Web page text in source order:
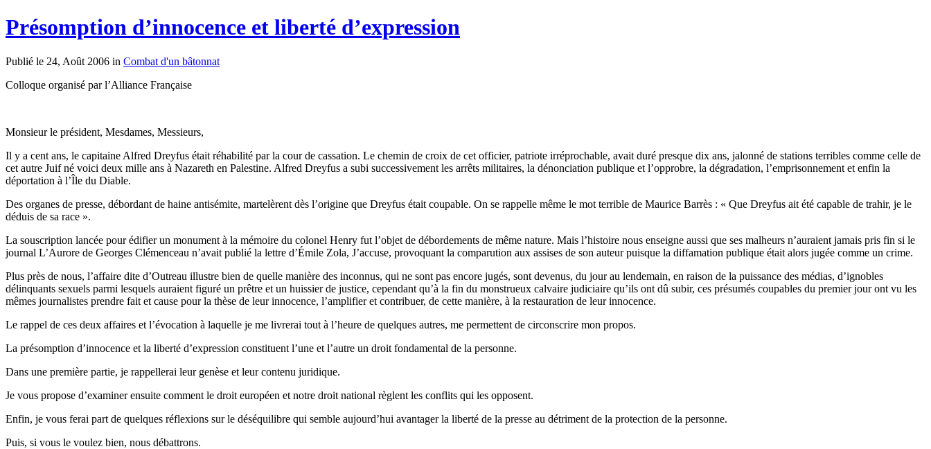
Présomption d’innocence et liberté d’expression
Publié le 24, Août 2006 in Combat d'un bâtonnat
Colloque organisé par l’Alliance Française
Monsieur le président, Mesdames, Messieurs,
Il y a cent ans, le capitaine Alfred Dreyfus était réhabilité par la cour de cassation. Le chemin de croix de cet officier, patriote irréprochable, avait duré presque dix ans, jalonné de stations terribles comme celle de
cet autre Juif né voici deux mille ans à Nazareth en Palestine. Alfred Dreyfus a subi successivement les arrêts militaires, la dénonciation publique et l’opprobre, la dégradation, l’emprisonnement et enfin la
déportation à l’Île du Diable.
Des organes de presse, débordant de haine antisémite, martelèrent dès l’origine que Dreyfus était coupable. On se rappelle même le mot terrible de Maurice Barrès : « Que Dreyfus ait été capable de trahir, je le
déduis de sa race ».
La souscription lancée pour édifier un monument à la mémoire du colonel Henry fut l’objet de débordements de même nature. Mais l’histoire nous enseigne aussi que ses malheurs n’auraient jamais pris fin si le
journal L’Aurore de Georges Clémenceau n’avait publié la lettre d’Émile Zola, J’accuse, provoquant la comparution aux assises de son auteur puisque la diffamation publique était alors jugée comme un crime.
Plus près de nous, l’affaire dite d’Outreau illustre bien de quelle manière des inconnus, qui ne sont pas encore jugés, sont devenus, du jour au lendemain, en raison de la puissance des médias, d’ignobles
délinquants sexuels parmi lesquels auraient figuré un prêtre et un huissier de justice, cependant qu’à la fin du monstrueux calvaire judiciaire qu’ils ont dû subir, ces présumés coupables du premier jour ont vu les
mêmes journalistes prendre fait et cause pour la thèse de leur innocence, l’amplifier et contribuer, de cette manière, à la restauration de leur innocence.
Le rappel de ces deux affaires et l’évocation à laquelle je me livrerai tout à l’heure de quelques autres, me permettent de circonscrire mon propos.
La présomption d’innocence et la liberté d’expression constituent l’une et l’autre un droit fondamental de la personne.
Dans une première partie, je rappellerai leur genèse et leur contenu juridique.
Je vous propose d’examiner ensuite comment le droit européen et notre droit national règlent les conflits qui les opposent.
Enfin, je vous ferai part de quelques réflexions sur le déséquilibre qui semble aujourd’hui avantager la liberté de la presse au détriment de la protection de la personne.
Puis, si vous le voulez bien, nous débattrons.